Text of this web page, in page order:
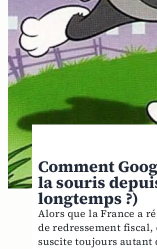
Comment
la souris
longtemps ?)
Alors que la France a
de redressement
suscite toujours autant